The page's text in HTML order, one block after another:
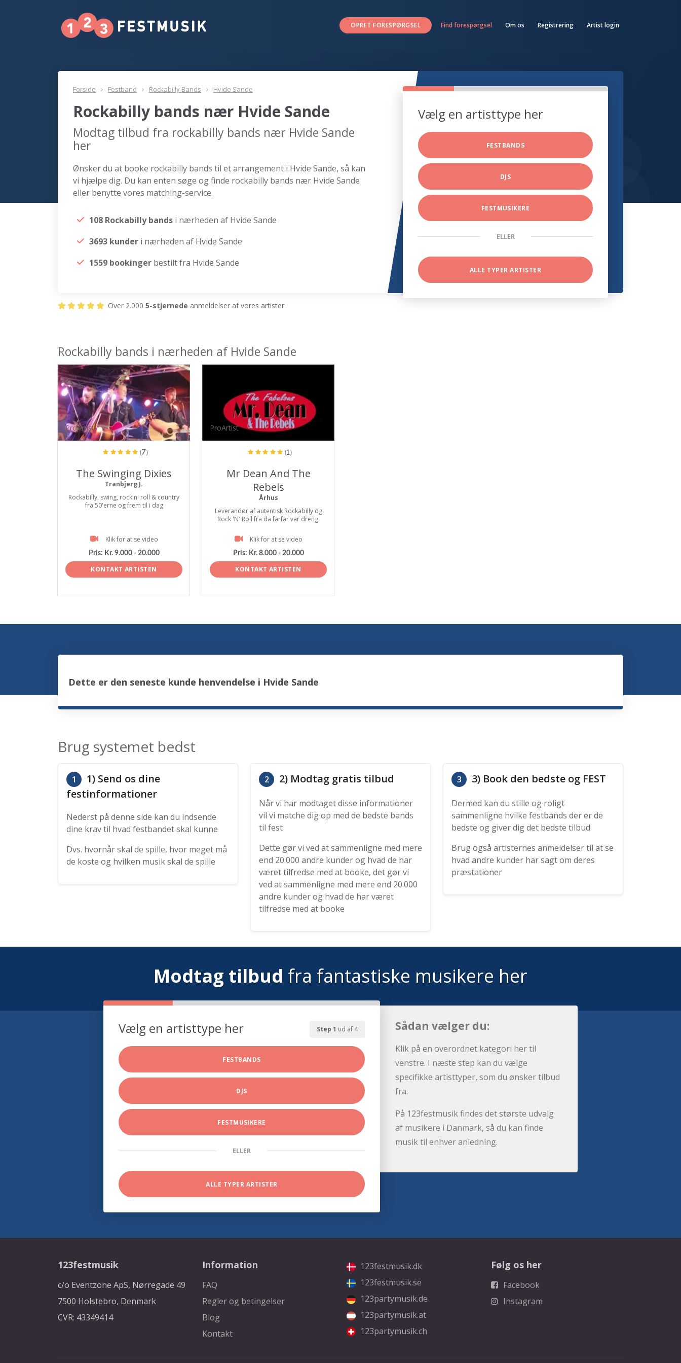
OPRET FORESPØRGSEL Find forespørgsel Om os Registrering Artist login
Forside Festband Rockabilly Bands Hvide Sande
Rockabilly bands nær Hvide Sande
Modtag tilbud fra rockabilly bands nær Hvide Sande
her
Ønsker du at booke rockabilly bands til et arrangement i Hvide Sande, så kan
vi hjælpe dig. Du kan enten søge og finde rockabilly bands nær Hvide Sande
eller benytte vores matching-service.
108 Rockabilly bands i nærheden af Hvide Sande
3693 kunder i nærheden af Hvide Sande
1559 bookinger bestilt fra Hvide Sande
Vælg en artisttype her
FESTBANDS
DJS
FESTMUSIKERE
ELLER
ALLE TYPER ARTISTER
Over 2.000 5-stjernede anmeldelser af vores artister
Rockabilly bands i nærheden af Hvide Sande
ProArtist
(7)
The Swinging Dixies
Tranbjerg J.
Rockabilly, swing, rock n' roll & country
fra 50'erne og frem til i dag
Klik for at se video
Pris: Kr. 9.000 - 20.000
KONTAKT ARTISTEN
ProArtist
(1)
Mr Dean And The
Rebels
Århus
Leverandør af autentisk Rockabilly og
Rock 'N' Roll fra da farfar var dreng.
Klik for at se video
Pris: Kr. 8.000 - 20.000
KONTAKT ARTISTEN
Dette er den seneste kunde henvendelse i Hvide Sande
Brug systemet bedst
1
1) Send os dine
festinformationer
Nederst på denne side kan du indsende
dine krav til hvad festbandet skal kunne
Dvs. hvornår skal de spille, hvor meget må
de koste og hvilken musik skal de spille
2 2) Modtag gratis tilbud
Når vi har modtaget disse informationer
vil vi matche dig op med de bedste bands
til fest
Dette gør vi ved at sammenligne med mere
end 20.000 andre kunder og hvad de har
været tilfredse med at booke, det gør vi
ved at sammenligne med mere end 20.000
andre kunder og hvad de har været
tilfredse med at booke
3 3) Book den bedste og FEST
Dermed kan du stille og roligt
sammenligne hvilke festbands der er de
bedste og giver dig det bedste tilbud
Brug også artisternes anmeldelser til at se
hvad andre kunder har sagt om deres
præstationer
Modtag tilbud fra fantastiske musikere her
Step 1 ud af 4
Vælg en artisttype her
FESTBANDS
DJS
FESTMUSIKERE
ELLER
ALLE TYPER ARTISTER
Sådan vælger du:
Klik på en overordnet kategori her til
venstre. I næste step kan du vælge
specifikke artisttyper, som du ønsker tilbud
fra.
På 123festmusik findes det største udvalg
af musikere i Danmark, så du kan finde
musik til enhver anledning.
123festmusik
c/o Eventzone ApS, Nørregade 49
7500 Holstebro, Denmark
CVR: 43349414
Information
FAQ
Regler og betingelser
Blog
Kontakt
123festmusik.dk
123festmusik.se
123partymusik.de
123partymusik.at
123partymusik.ch
Følg os her
Facebook
Instagram